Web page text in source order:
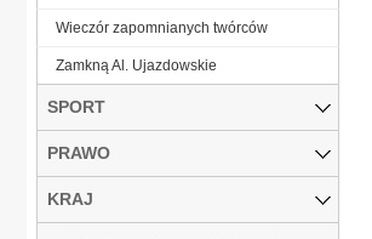
Wieczór zapomnianych twórców
Zamkną Al. Ujazdowskie
SPORT
PRAWO
KRAJ